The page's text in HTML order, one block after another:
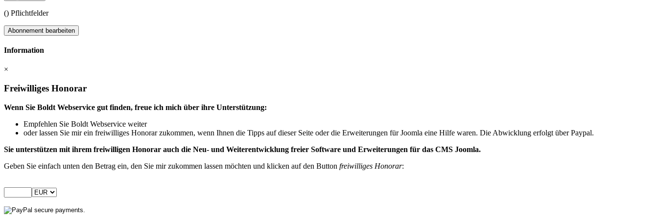
() Pflichtfelder
Abonnement bearbeiten
Information
×
Freiwilliges Honorar
Wenn Sie Boldt Webservice gut finden, freue ich mich über ihre Unterstützung:
Empfehlen Sie Boldt Webservice weiter
oder lassen Sie mir ein freiwilliges Honorar zukommen, wenn Ihnen die Tipps auf dieser Seite oder die Erweiterungen für Joomla eine Hilfe waren. Die Abwicklung erfolgt über Paypal.
Sie unterstützen mit ihrem freiwilligen Honorar auch die Neu- und Weiterentwicklung freier Software und Erweiterungen für das CMS Joomla.
Geben Sie einfach unten den Betrag ein, den Sie mir zukommen lassen möchten und klicken auf den Button freiwilliges Honorar: